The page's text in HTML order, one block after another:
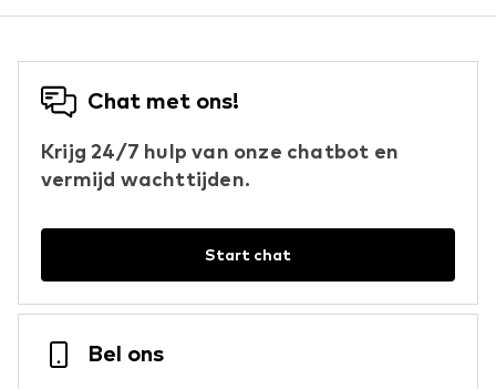
Chat met ons!
Krijg 24/7 hulp van onze chatbot en
vermijd wachttijden.
Start chat
Bel ons